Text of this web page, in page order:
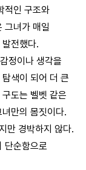
적인 구조와
그녀가 매일
전했다.
정이나 생각을
색이 되어 더 큰
도는 벨벳 같은
만의 몸짓이다.
만 경박하지 않다.
단순함으로